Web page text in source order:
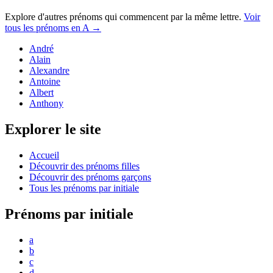
Explore d'autres prénoms qui commencent par la même lettre. Voir
tous les prénoms enA→
André
Alain
Alexandre
Antoine
Albert
Anthony
Explorer le site
Accueil
Découvrir des prénoms filles
Découvrir des prénoms garçons
Tous les prénoms par initiale
Prénoms par initiale
a
b
c